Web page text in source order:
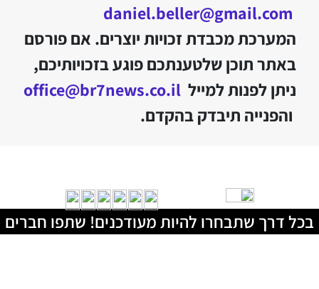
daniel.beller@gmail.com
המערכת מכבדת זכויות יוצרים. אם פורסם
באתר תוכן שלטענתכם פוגע בזכויותיכם,
ניתן לפנות למייל office@br7news.co.il
והפנייה תיבדק בהקדם.
בכל דרך שתבחרו להיות מעודכנים! שתפו חברים